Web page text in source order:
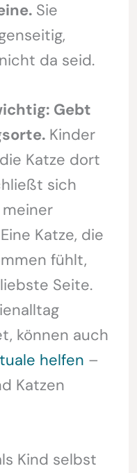
Sie
da seid.
Gebt
Kinder
Katze dort
sich
Katze, die
fühlt,
Seite.
können auch
helfen –
Katzen
Kind selbst